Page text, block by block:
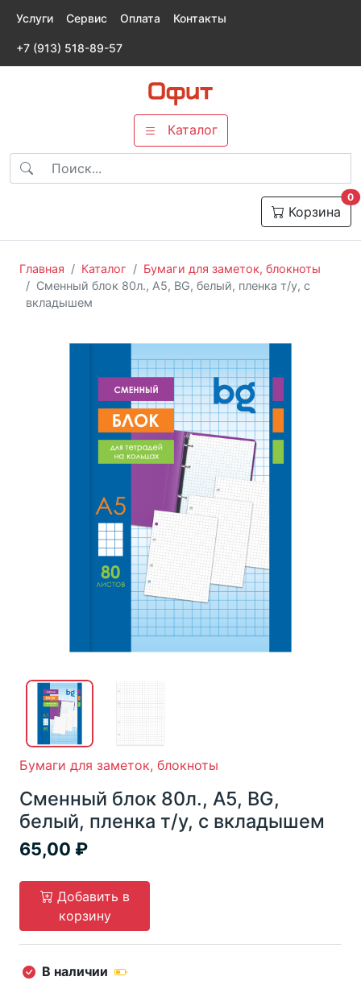
Услуги Сервис Оплата Контакты
+7 (913) 518-89-57
Каталог
Корзина
0
Главная Каталог
Бумаги для заметок, блокноты
Сменный блок 80л., А5, BG, белый, пленка т/у, с
вкладышем
Бумаги для заметок, блокноты
Сменный блок 80л., А5, BG,
белый, пленка т/у, с вкладышем
65,00
Добавить в
корзину
В наличии